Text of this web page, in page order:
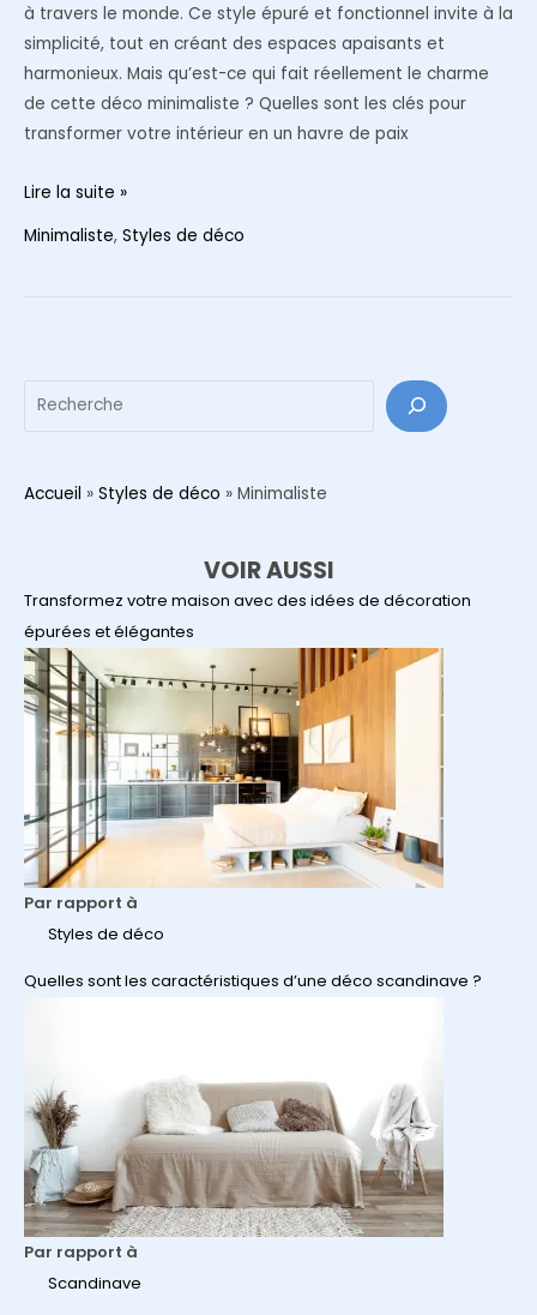
à travers le monde. Ce style épuré et fonctionnel invite à la
simplicité, tout en créant des espaces apaisants et
harmonieux. Mais qu’est-ce qui fait réellement le charme
de cette déco minimaliste ? Quelles sont les clés pour
transformer votre intérieur en un havre de paix
Quelles
Lire la suite »
Minimaliste, Styles de déco
Accueil » Styles de déco » Minimaliste
VOIR AUSSI
Transformez votre maison avec des idées de décoration
épurées et élégantes
Par rapport à
Styles de déco
Quelles sont les caractéristiques d’une déco scandinave ?
Par rapport à
Scandinave